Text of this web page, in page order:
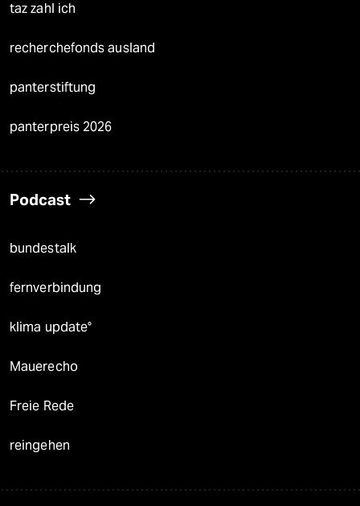
taz zahl ich
recherchefonds ausland
panterstiftung
panterpreis 2026
Podcast
bundestalk
fernverbindung
klima update°
Mauerecho
Freie Rede
reingehen